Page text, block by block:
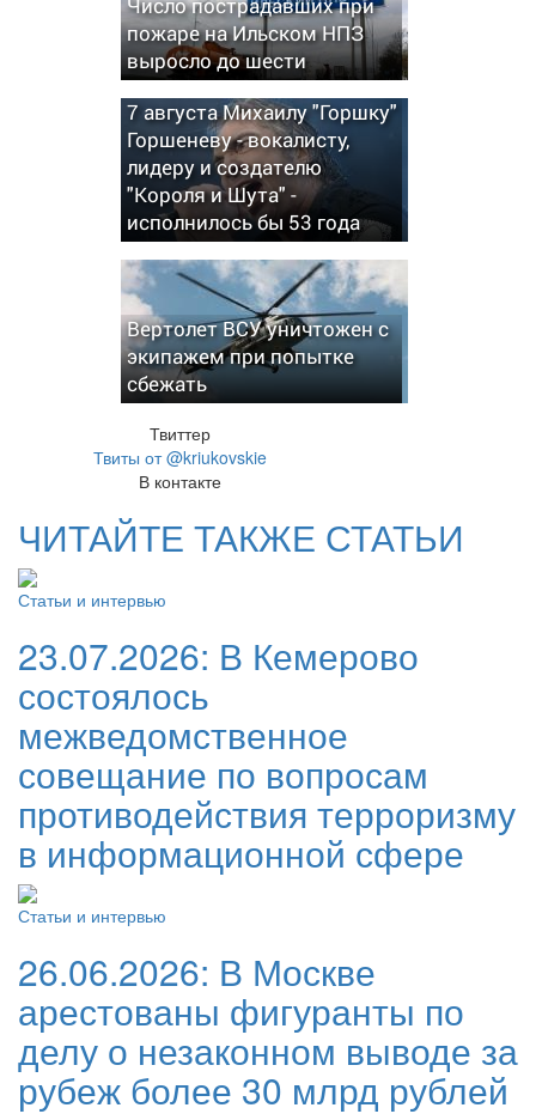
пожаре на Ильском НПЗ
выросло до шести
7 августа Михаилу "Горшку"
Горшеневу - вокалисту,
лидеру и создателю
"Короля и Шута" -
исполнилось бы 53 года
Вертолет ВСУ уничтожен с
экипажем при попытке
сбежать
Твиттер
Твиты от @kriukovskie
В контакте
ЧИТАЙТЕ ТАКЖЕ СТАТЬИ
Статьи и интервью
23.07.2026: В Кемерово
состоялось
межведомственное
совещание по вопросам
противодействия терроризму
в информационной сфере
Статьи и интервью
26.06.2026: В Москве
арестованы фигуранты по
делу о незаконном выводе за
рубеж более 30 млрд рублей